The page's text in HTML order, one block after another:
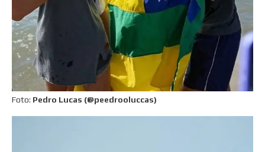
Foto: Pedro Lucas (@peedrooluccas)